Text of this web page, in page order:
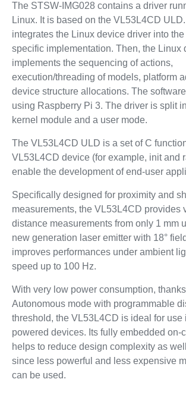
The STSW-IMG028 contains a driver
Linux. It is based on the VL53L4CD
integrates the Linux device driver into
specific implementation. Then, the Linux
implements the sequencing of actions,
execution/threading of models, platform
device structure allocations. The
using Raspberry Pi 3. The driver is split
kernel module and a user mode.
The VL53L4CD ULD is a set of C
VL53L4CD device (for example, init and
enable the development of end-user
Specifically designed for proximity and
measurements, the VL53L4CD provides
distance measurements from only 1 mm
new generation laser emitter with 18°
improves performances under ambient
speed up to 100 Hz.
With very low power consumption,
Autonomous mode with programmable
threshold, the VL53L4CD is ideal for use
powered devices. Its fully embedded on-
helps to reduce design complexity as
since less powerful and less expensive
can be used.